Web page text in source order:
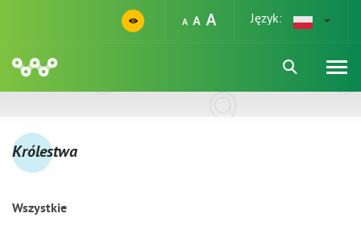
Język:
Królestwa
Wszystkie